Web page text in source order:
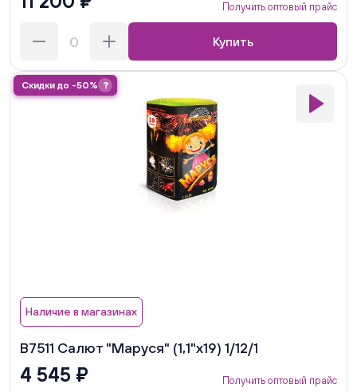
Получить оптовый прайс
Купить
Скидки до -50% ?
Наличие в магазинах
В7511 Салют "Маруся" (1,1"х19) 1/12/1
4 545 ₽ Получить оптовый прайс